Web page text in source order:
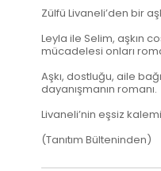
Zülfü Livaneli’den bir
Leyla ile Selim, aşkın
mücadelesi onları
Aşkı, dostluğu, aile
dayanışmanın romanı.
Livaneli’nin eşsiz
(Tanıtım Bülteninden)